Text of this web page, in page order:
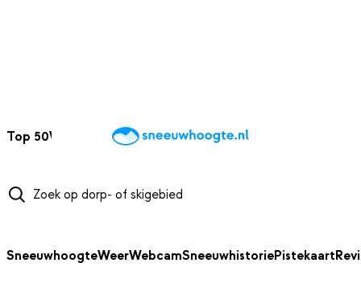
Top 50Webcams WintersportweerKaarten
SneeuwhoogteWeerWebcamSneeuwhistoriePistekaart